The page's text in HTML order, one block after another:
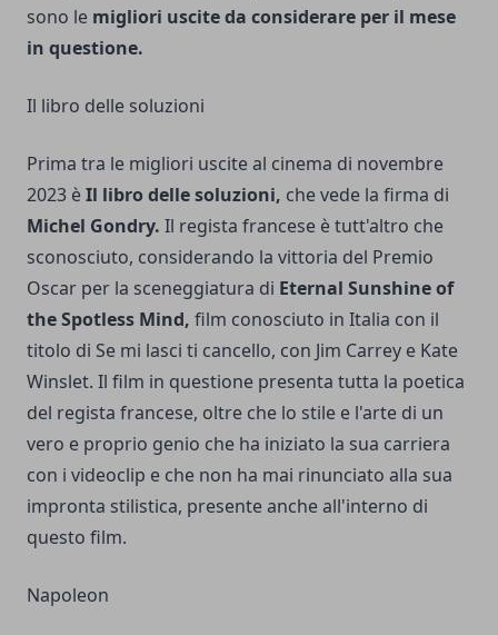
sono le migliori uscite da considerare per il mese
in questione.
Il libro delle soluzioni
Prima tra le migliori uscite al cinema di novembre
2023 èIl libro delle soluzioni, che vede la firma di
Michel Gondry. Il regista francese è tutt'altro che
sconosciuto, considerando la vittoria del Premio
Oscar per la sceneggiatura di Eternal Sunshine of
the Spotless Mind, film conosciuto in Italia con il
titolo di Se mi lasci ti cancello, con Jim Carrey e Kate
Winslet. Il film in questione presenta tutta la poetica
del regista francese, oltre che lo stile e l'arte di un
vero e proprio genio che ha iniziato la sua carriera
con i videoclip e che non ha mai rinunciato alla sua
impronta stilistica, presente anche all'interno di
questo film.
Napoleon